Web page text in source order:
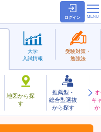
ログイン
地図から探
す
推薦型・
総合型選抜
から探す
キ
か
大学
入試情報
受験対策・
勉強法
お気に入り